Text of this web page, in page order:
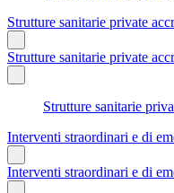
Strutture sanitarie private
Strutture sanitarie private
Strutture sanitarie
Interventi straordinari e di
Interventi straordinari e di